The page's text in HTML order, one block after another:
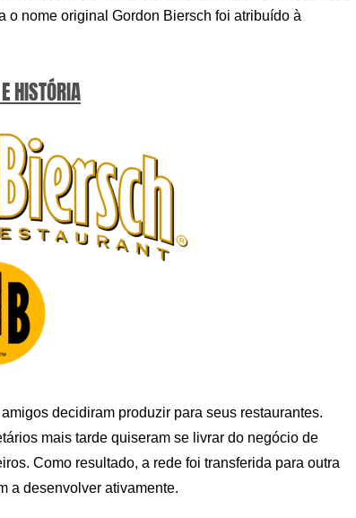
o nome original Gordon Biersch foi atribuído à
HISTÓRIA
decidiram produzir para seus restaurantes.
mais tarde quiseram se livrar do negócio de
Como resultado, a rede foi transferida para outra
a desenvolver ativamente.